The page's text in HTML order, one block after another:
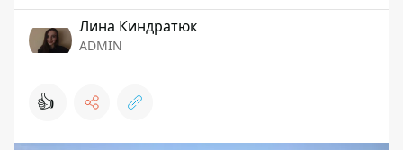
Лина Киндратюк
ADMIN
👍